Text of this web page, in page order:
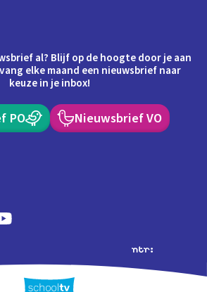
al? Blijf op de hoogte door je aan
elke maand een nieuwsbrief naar
keuze in je inbox!
PO Nieuwsbrief VO